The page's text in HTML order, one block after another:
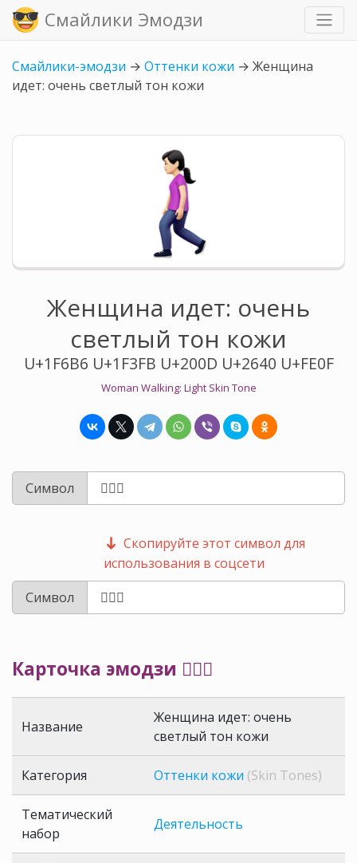
Смайлики Эмодзи
Смайлики-эмодзи → Оттенки кожи → Женщина
идет: очень светлый тон кожи
Женщина идет: очень
светлый тон кожи
U+1F6B6 U+1F3FB U+200D U+2640 U+FE0F
Woman Walking: Light Skin Tone
Символ
Скопируйте этот символ для
использования в соцсети
Символ
Карточка эмодзи 🚶🏻‍♀️
Название
Женщина идет: очень
светлый тон кожи
Категория Оттенки кожи (Skin Tones)
Тематический
набор
Деятельность